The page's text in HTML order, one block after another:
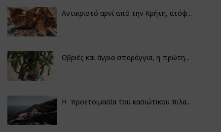
Αντικριστό αρνί από την Κρήτη, ατόφ...
Οβριές και άγρια σπαράγγια, η πρώτη...
Η προετοιμασία του κασιώτικου πιλα...